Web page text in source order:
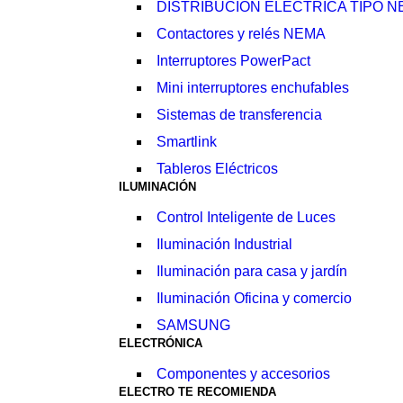
DISTRIBUCIÓN ELÉCTRICA TIPO
Contactores y relés NEMA
Interruptores PowerPact
Mini interruptores enchufables
Sistemas de transferencia
Smartlink
Tableros Eléctricos
ILUMINACIÓN
Control Inteligente de Luces
Iluminación Industrial
Iluminación para casa y jardín
Iluminación Oficina y comercio
SAMSUNG
ELECTRÓNICA
Componentes y accesorios
ELECTRO TE RECOMIENDA